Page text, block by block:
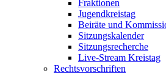
Fraktionen
Jugendkreistag
Beiräte und
Sitzungskalender
Sitzungsrecherche
Live-Stream Kreistag
Rechtsvorschriften